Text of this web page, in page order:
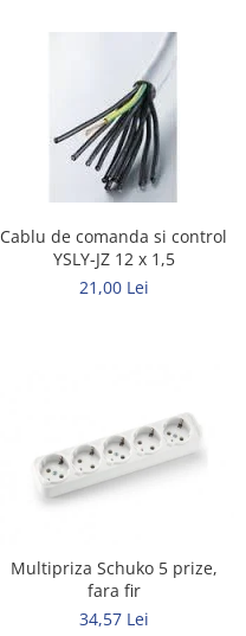
Cablu de comanda si control
YSLY-JZ 12 x 1,5
21,00 Lei
Multipriza Schuko 5 prize,
fara fir
34,57 Lei